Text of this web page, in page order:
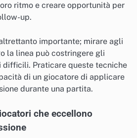
ritmo e creare opportunità per
up.
importante; mirare agli
la linea può costringere gli
difficili. Praticare queste tecniche
di un giocatore di applicare
durante una partita.
che eccellono